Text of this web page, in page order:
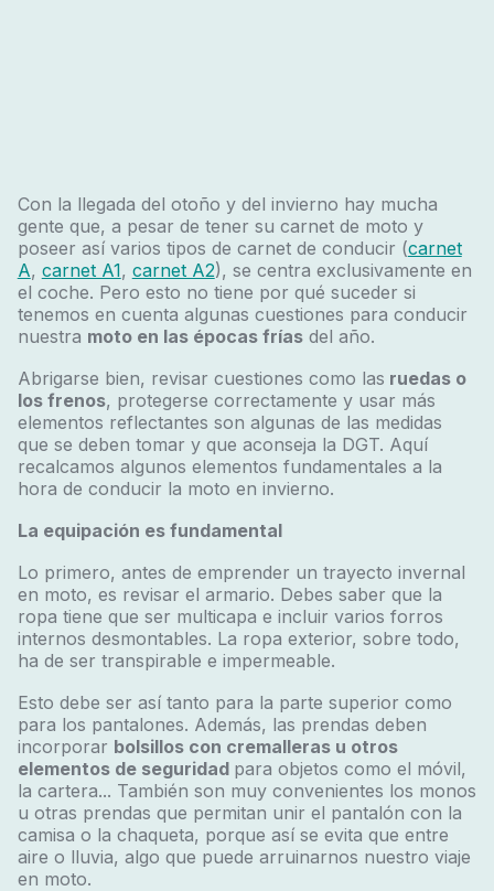
Con la llegada del otoño y del invierno hay mucha
gente que, a pesar de tener su carnet de moto y
poseer así varios tipos de carnet de conducir (carnet
A, carnet A1, carnet A2), se centra exclusivamente en
el coche. Pero esto no tiene por qué suceder si
tenemos en cuenta algunas cuestiones para conducir
nuestra moto en las épocas fríasdel año.
Abrigarse bien, revisar cuestiones como las ruedas o
los frenos, protegerse correctamente y usar más
elementos reflectantes son algunas de las medidas
que se deben tomar y que aconseja la DGT. Aquí
recalcamos algunos elementos fundamentales a la
hora de conducir la moto en invierno.
La equipación es fundamental
Lo primero, antes de emprender un trayecto invernal
en moto, es revisar el armario. Debes saber que la
ropa tiene que ser multicapa e incluir varios forros
internos desmontables. La ropa exterior, sobre todo,
ha de ser transpirable e impermeable.
Esto debe ser así tanto para la parte superior como
para los pantalones. Además, las prendas deben
incorporar bolsillos con cremalleras u otros
elementos de seguridad para objetos como el móvil,
la cartera... También son muy convenientes los monos
u otras prendas que permitan unir el pantalón con la
camisa o la chaqueta, porque así se evita que entre
aire o lluvia, algo que puede arruinarnos nuestro viaje
en moto.